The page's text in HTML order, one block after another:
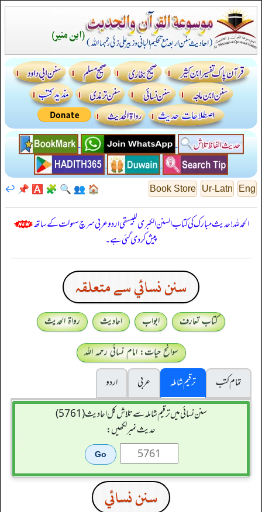
Eng
Ur-Latn
Book Store
🏠
👥
🔍
🧩
🅰️
📌
↩️
الحمدللہ! حدیث مبارک کی کتاب السنن الكبرى للبيهقي اردو عربی سرچ سہولت کے ساتھ
پیش کر دی گئی ہے۔
سنن نسائي سے متعلقہ
کتاب تعارف ابواب احادیث
رواۃ الحدیث
سوانح حیات: امام نسائی رحمہ اللہ
تمام کتب
ترقیم شاملہ عربی
اردو
سنن نسائی میں ترقیم شاملہ سے تلاش کل احادیث (5761)
حدیث نمبر لکھیں:
سنن نسائي